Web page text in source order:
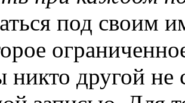
под своим
никто другой не